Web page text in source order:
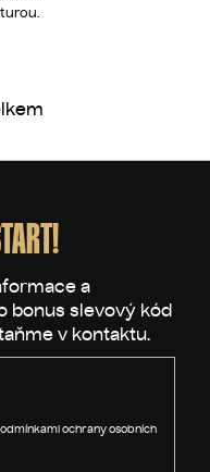
ochrany osobních